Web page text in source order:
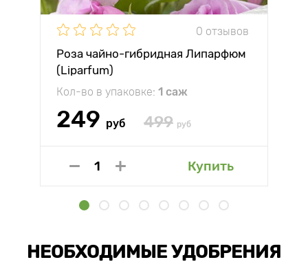
0 отзывов
Роза чайно-гибридная Липарфюм
(Liparfum)
Кол-во в упаковке: 1 саж
249 руб 499 руб
Купить
НЕОБХОДИМЫЕ УДОБРЕНИЯ